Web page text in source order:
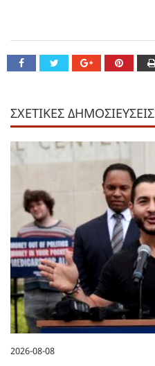
ΣΧΕΤΙΚΕΣ ΔΗΜΟΣΙΕΥΣΕΙΣ
2026-08-08